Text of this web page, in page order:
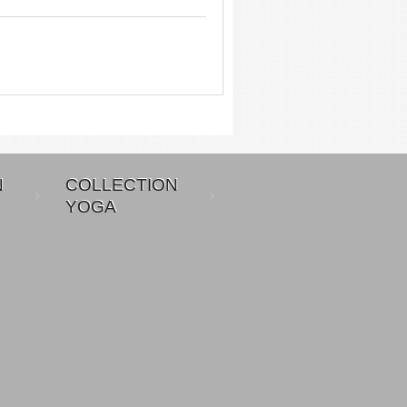
COLLECTION
YOGA